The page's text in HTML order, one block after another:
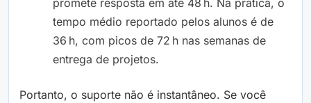
promete resposta em até 48 h. Na prática, o
tempo médio reportado pelos alunos é de
36 h, com picos de 72 h nas semanas de
entrega de projetos.
Portanto, o suporte não é instantâneo. Se você